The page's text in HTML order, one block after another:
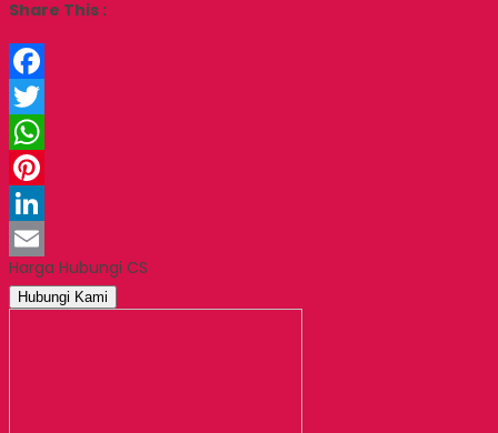
Share This :
Facebook
Twitter
WhatsApp
Pinterest
LinkedIn
Email
Harga Hubungi CS
Hubungi Kami